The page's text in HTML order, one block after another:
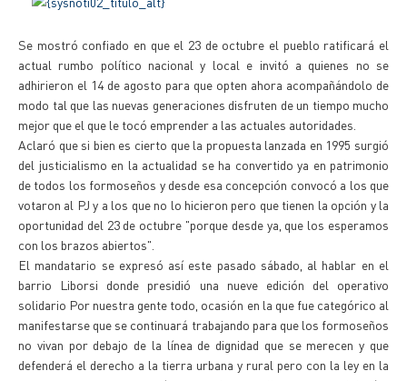
Se mostró confiado en que el 23 de octubre el pueblo ratificará el
actual rumbo político nacional y local e invitó a quienes no se
adhirieron el 14 de agosto para que opten ahora acompañándolo de
modo tal que las nuevas generaciones disfruten de un tiempo mucho
mejor que el que le tocó emprender a las actuales autoridades.
Aclaró que si bien es cierto que la propuesta lanzada en 1995 surgió
del justicialismo en la actualidad se ha convertido ya en patrimonio
de todos los formoseños y desde esa concepción convocó a los que
votaron al PJ y a los que no lo hicieron pero que tienen la opción y la
oportunidad del 23 de octubre "porque desde ya, que los esperamos
con los brazos abiertos".
El mandatario se expresó así este pasado sábado, al hablar en el
barrio Liborsi donde presidió una nueve edición del operativo
solidario Por nuestra gente todo, ocasión en la que fue categórico al
manifestarse que se continuará trabajando para que los formoseños
no vivan por debajo de la línea de dignidad que se merecen y que
defenderá el derecho a la tierra urbana y rural pero con la ley en la